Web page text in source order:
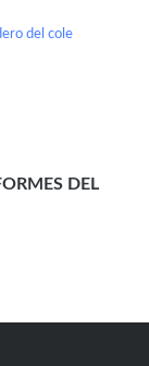
del cole
DEL